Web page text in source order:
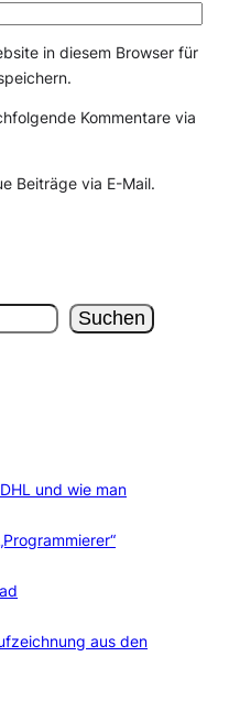
in diesem Browser für
Kommentare via
Beiträge via E-Mail.
Suchen
und wie man
aus den